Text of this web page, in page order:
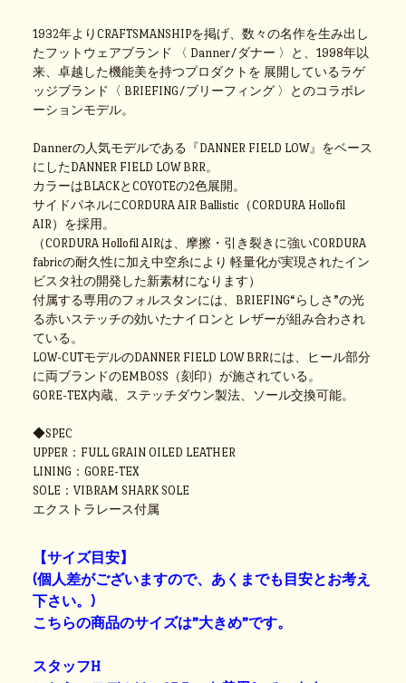
1932年よりCRAFTSMANSHIPを掲げ、数々の名作を生み出し
たフットウェアブランド 〈 Danner/ダナー 〉と、1998年以
来、卓越した機能美を持つプロダクトを 展開しているラゲ
ッジブランド〈 BRIEFING/ブリーフィング 〉とのコラボレ
ーションモデル。
Dannerの人気モデルである『DANNER FIELD LOW』をベース
にしたDANNER FIELD LOW BRR。
カラーはBLACKとCOYOTEの2色展開。
サイドパネルにCORDURA AIR Ballistic（CORDURA Hollofil
AIR）を採用。
（CORDURA Hollofil AIRは、摩擦・引き裂きに強いCORDURA
fabricの耐久性に加え中空糸により 軽量化が実現されたイン
ビスタ社の開発した新素材になります）
付属する専用のフォルスタンには、BRIEFING“らしさ”の光
る赤いステッチの効いたナイロンと レザーが組み合わされ
ている。
LOW-CUTモデルのDANNER FIELD LOW BRRには、ヒール部分
に両ブランドのEMBOSS（刻印）が施されている。
GORE-TEX内蔵、ステッチダウン製法、ソール交換可能。
◆SPEC
UPPER：FULL GRAIN OILED LEATHER
LINING：GORE-TEX
SOLE：VIBRAM SHARK SOLE
エクストラレース付属
【サイズ目安】
(個人差がございますので、あくまでも目安とお考え
下さい。)
こちらの商品のサイズは”大きめ”です。
スタッフH